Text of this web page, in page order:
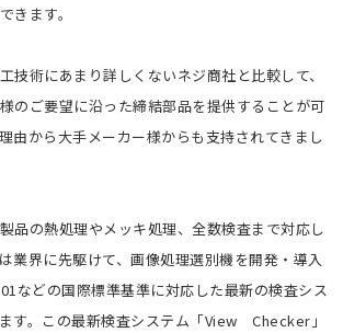
きます。
技術にあまり詳しくないネジ商社と比較して、
のご要望に沿った締結部品を提供することが可
由から大手メーカー様からも支持されてきまし
品の熱処理やメッキ処理、全数検査まで対応し
業界に先駆けて、画像処理選別機を開発・導入
などの国際標準基準に対応した最新の検査シス
す。この最新検査システム「View Checker」